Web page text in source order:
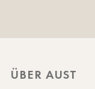
ÜBER AUST